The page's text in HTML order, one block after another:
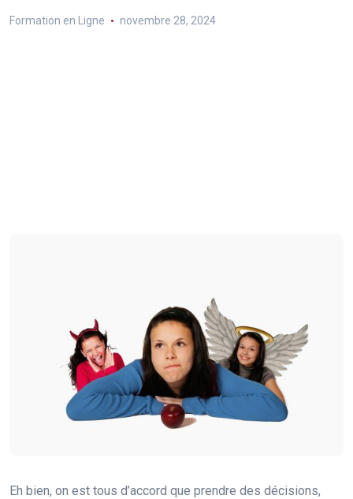
Formation en Ligne novembre 28, 2024
Eh bien, on est tous d’accord que prendre des décisions,